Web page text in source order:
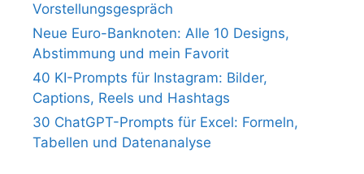
Vorstellungsgespräch
Neue Euro-Banknoten: Alle 10 Designs,
Abstimmung und mein Favorit
40 KI-Prompts für Instagram: Bilder,
Captions, Reels und Hashtags
30 ChatGPT-Prompts für Excel: Formeln,
Tabellen und Datenanalyse